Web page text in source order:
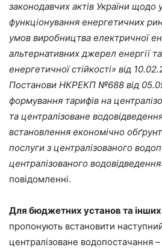
законодавчих актів України щодо
функціонування енергетичних
умов виробництва електричної
альтернативних джерел енергії
енергетичної стійкості» від
Постанови НКРЕКП №688 від
формування тарифів на
та централізоване
встановлення економічно
послуги з централізованого
централізованого
повідомленні.
Для бюджетних установ та
пропонують встановити
централізоване водопостачання –